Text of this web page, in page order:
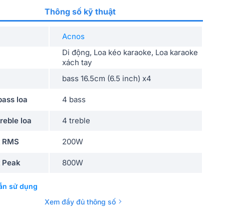
Thông số kỹ thuật
Acnos
Di động, Loa kéo karaoke, Loa karaoke
xách tay
bass 16.5cm (6.5 inch) x4
loa 4 bass
loa 4 treble
200W
Peak 800W
khiển
kèm 2 micro không dây UHF, Có ứng
sử dụng
Xem đầy đủ thông số